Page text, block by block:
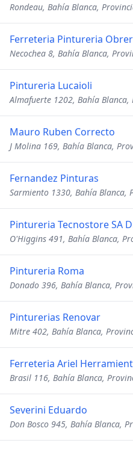
Rondeau, Bahía Blanca,
Ferreteria Pintureria
Necochea 8, Bahía Blanca,
Pintureria Lucaioli
Almafuerte 1202, Bahía Blanca,
Mauro Ruben Correcto
J Molina 169, Bahía Blanca,
Fernandez Pinturas
Sarmiento 1330, Bahía Blanca,
O'Higgins 491, Bahía Blanca,
Pintureria Roma
Donado 396, Bahía Blanca,
Pinturerias Renovar
Mitre 402, Bahía Blanca,
Ferreteria Ariel
Brasil 116, Bahía Blanca,
Severini Eduardo
Don Bosco 945, Bahía Blanca,